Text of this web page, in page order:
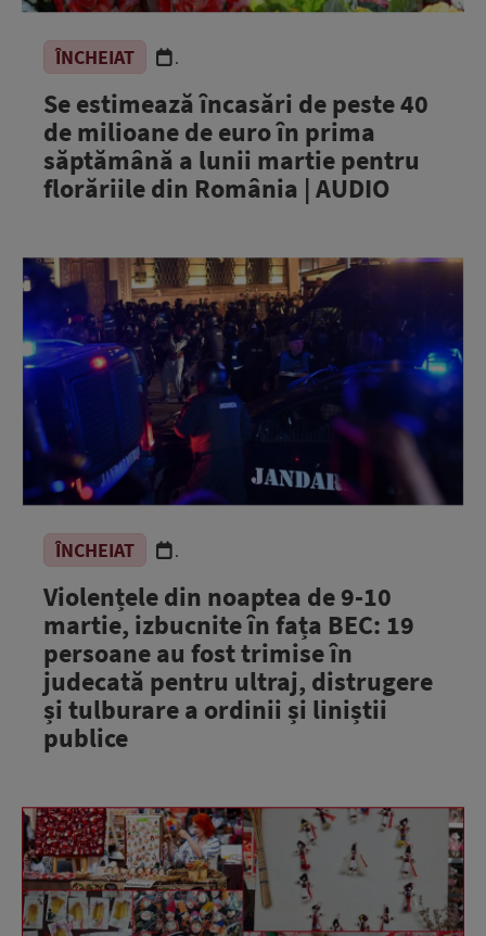
ÎNCHEIAT .
Se estimează încasări de peste 40
de milioane de euro în prima
săptămână a lunii martie pentru
florăriile din România | AUDIO
ÎNCHEIAT .
Violențele din noaptea de 9-10
martie, izbucnite în fața BEC: 19
persoane au fost trimise în
judecată pentru ultraj, distrugere
și tulburare a ordinii și liniștii
publice